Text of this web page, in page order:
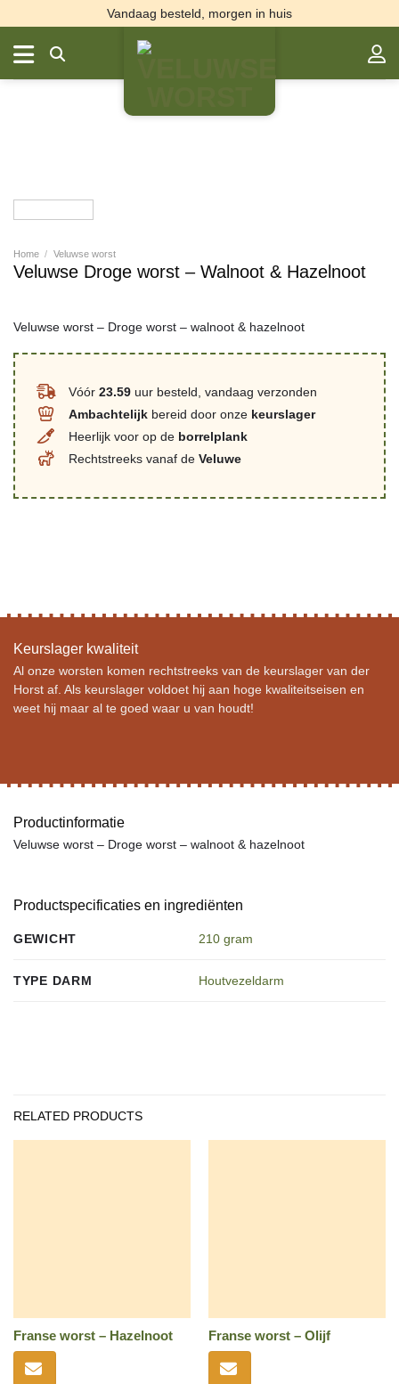
naar
inhoud
Vandaag besteld, morgen in huis
Home / Veluwse worst
Veluwse Droge worst – Walnoot & Hazelnoot
Veluwse worst – Droge worst – walnoot & hazelnoot
Vóór23.59 uur besteld, vandaag verzonden
Ambachtelijk bereid door onze keurslager
Heerlijk voor op de borrelplank
Rechtstreeks vanaf deVeluwe
Keurslager kwaliteit
Al onze worsten komen rechtstreeks van de keurslager van der
Horst af. Als keurslager voldoet hij aan hoge kwaliteitseisen en
weet hij maar al te goed waar u van houdt!
Productinformatie
Veluwse worst – Droge worst – walnoot & hazelnoot
Productspecificaties en ingrediënten
GEWICHT 210 gram
TYPE DARM Houtvezeldarm
RELATED PRODUCTS
Franse worst – Hazelnoot Franse worst – Olijf